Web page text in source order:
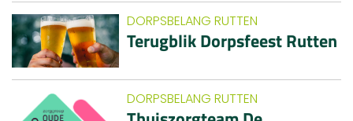
DORPSBELANG RUTTEN
Terugblik Dorpsfeest Rutten
DORPSBELANG RUTTEN